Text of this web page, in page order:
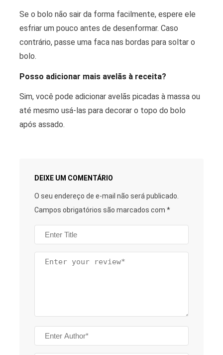
Se o bolo não sair da forma facilmente, espere ele
esfriar um pouco antes de desenformar. Caso
contrário, passe uma faca nas bordas para soltar o
bolo.
Posso adicionar mais avelãs à receita?
Sim, você pode adicionar avelãs picadas à massa ou
até mesmo usá-las para decorar o topo do bolo
após assado.
DEIXE UM COMENTÁRIO
O seu endereço de e-mail não será publicado.
Campos obrigatórios são marcados com *